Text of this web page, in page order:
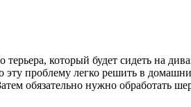
который будет сидеть на
эту проблему легко решить в
обязательно нужно